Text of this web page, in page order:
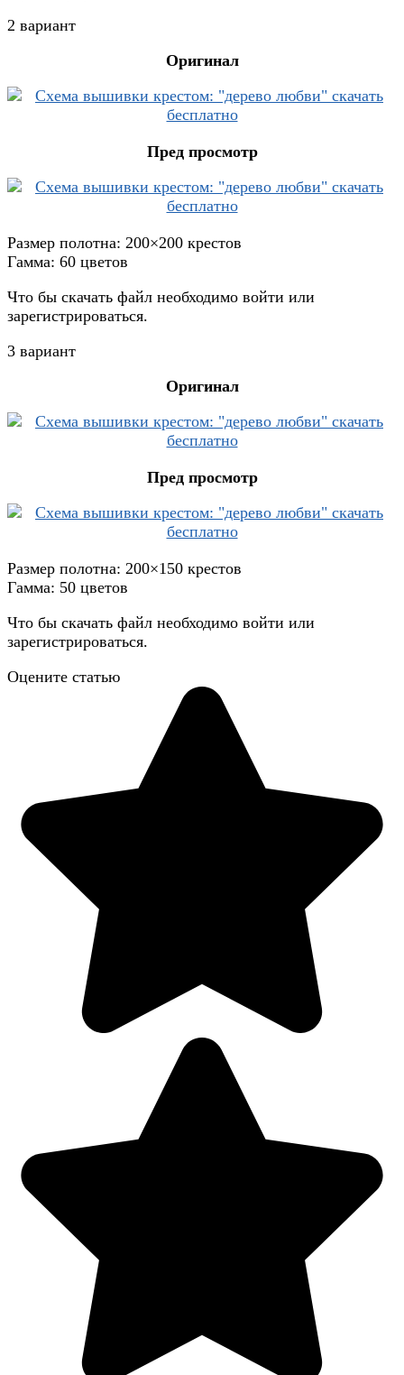
2 вариант
Оригинал
Пред просмотр
Размер полотна: 200×200 крестов
Гамма: 60 цветов
Что бы скачать файл необходимо войти или
зарегистрироваться.
3 вариант
Оригинал
Пред просмотр
Размер полотна: 200×150 крестов
Гамма: 50 цветов
Что бы скачать файл необходимо войти или
зарегистрироваться.
Оцените статью